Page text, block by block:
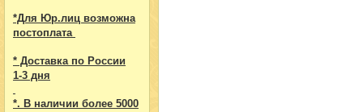
*Для Юр.лиц возможна
постоплата
* Доставка по России
1-3 дня
*. В наличии более 5000